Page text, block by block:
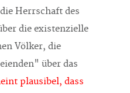
Herrschaft des
die existenzielle
Völker, die
über das
plausibel, dass